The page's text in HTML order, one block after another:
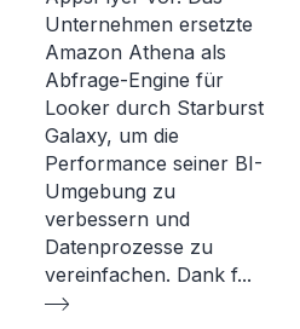
Unternehmen ersetzte
Amazon Athena als
Abfrage-Engine für
Looker durch Starburst
Galaxy, um die
Performance seiner BI-
Umgebung zu
verbessern und
Datenprozesse zu
vereinfachen. Dank f...